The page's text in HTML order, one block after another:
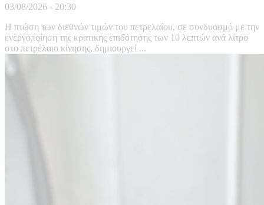
03/08/2026 - 20:30
Η πτώση των διεθνών τιμών του πετρελαίου, σε συνδυασμό με την
ενεργοποίηση της κρατικής επιδότησης των 10 λεπτών ανά λίτρο
στο πετρέλαιο κίνησης, δημιουργεί ...